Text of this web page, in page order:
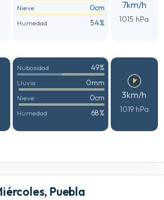
Nieve 0cm
Humedad 54%
7km/h
1015 hPa
Nubosidad 49%
Lluvia 0mm
Nieve 0cm
Humedad 68%
3km/h
1019 hPa
Puebla